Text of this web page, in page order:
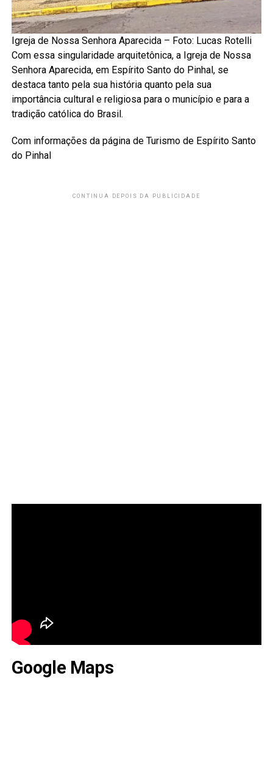
Igreja de Nossa Senhora Aparecida – Foto: Lucas Rotelli
Com essa singularidade arquitetônica, a Igreja de Nossa
Senhora Aparecida, em Espírito Santo do Pinhal, se
destaca tanto pela sua história quanto pela sua
importância cultural e religiosa para o município e para a
tradição católica do Brasil.
Com informações da página de Turismo de Espírito Santo
do Pinhal
CONTINUA DEPOIS DA PUBLICIDADE
Google Maps